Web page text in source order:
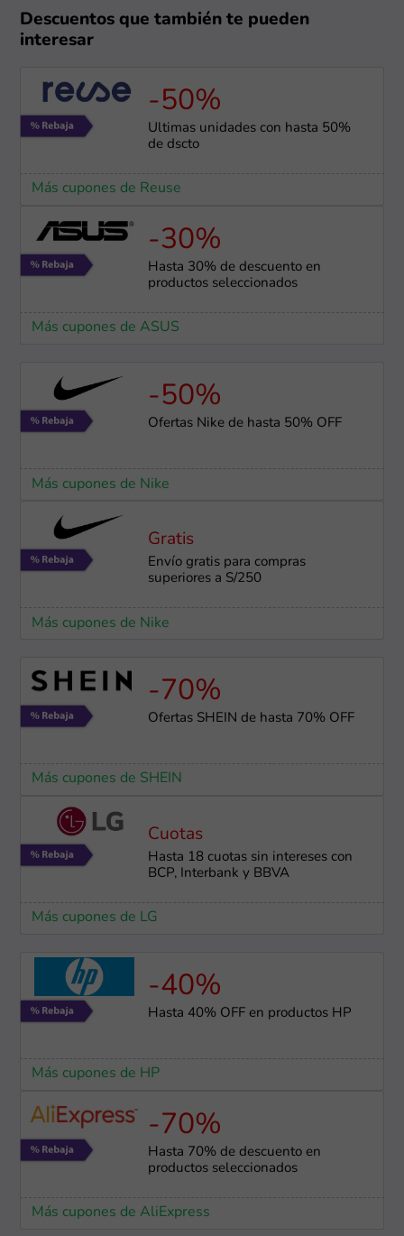
Descuentos que también te pueden
interesar
-50%
Últimas unidades con hasta 50%
de dscto
Más cupones de Reuse
-30%
Hasta 30% de descuento en
productos seleccionados
Más cupones de ASUS
-50%
Ofertas Nike de hasta 50% OFF
Más cupones de Nike
Gratis
Envío gratis para compras
superiores a S/250
Más cupones de Nike
-70%
Ofertas SHEIN de hasta 70% OFF
Más cupones de SHEIN
Cuotas
Hasta 18 cuotas sin intereses con
BCP, Interbank y BBVA
Más cupones de LG
-40%
Hasta 40% OFF en productos HP
Más cupones de HP
-70%
Hasta 70% de descuento en
productos seleccionados
Más cupones de AliExpress